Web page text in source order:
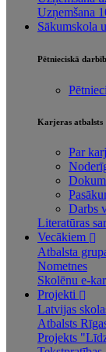
Uzņemšana
Sākumskola
Pētnieciskā
Karjeras atbalsts
Par
Darbs
Literatūras
Vecākiem
Atbalsta
Nometnes
Skolēnu e-
Projekti
Latvijas
Atbalsts
Projekts